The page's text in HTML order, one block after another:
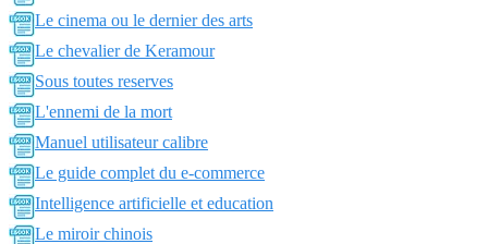
Le cinema ou le dernier des arts
Le chevalier de Keramour
Sous toutes reserves
L'ennemi de la mort
Manuel utilisateur calibre
Le guide complet du e-commerce
Intelligence artificielle et education
Le miroir chinois